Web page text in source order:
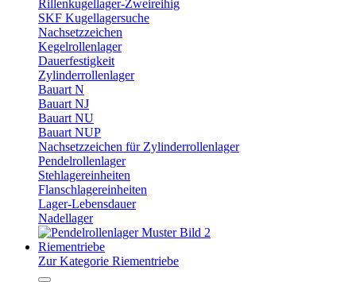
Rillenkugellager-Zweireihig
SKF Kugellagersuche
Nachsetzzeichen
Kegelrollenlager
Dauerfestigkeit
Zylinderrollenlager
Bauart N
Bauart NJ
Bauart NU
Bauart NUP
Nachsetzzeichen für Zylinderrollenlager
Pendelrollenlager
Stehlagereinheiten
Flanschlagereinheiten
Lager-Lebensdauer
Nadellager
Riementriebe
Zur Kategorie Riementriebe